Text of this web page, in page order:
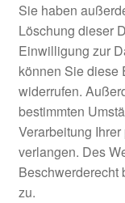
Sie haben
Löschung dieser
Einwilligung zur
können Sie diese
widerrufen.
bestimmten
Verarbeitung
verlangen. Des
Beschwerderecht
zu.